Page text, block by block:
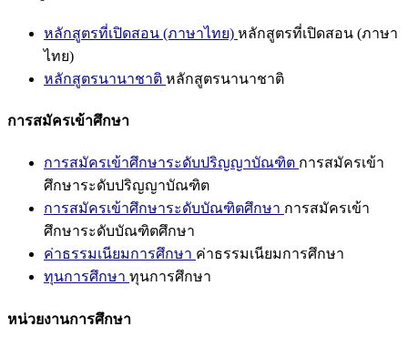
หลักสูตรที่เปิดสอน (ภาษาไทย) หลักสูตรที่เปิดสอน (ภาษา
ไทย)
หลักสูตรนานาชาติ หลักสูตรนานาชาติ
การสมัครเข้าศึกษา
การสมัครเข้าศึกษาระดับปริญญาบัณฑิต การสมัครเข้า
ศึกษาระดับปริญญาบัณฑิต
การสมัครเข้าศึกษาระดับบัณฑิตศึกษา การสมัครเข้า
ศึกษาระดับบัณฑิตศึกษา
ค่าธรรมเนียมการศึกษา ค่าธรรมเนียมการศึกษา
ทุนการศึกษา ทุนการศึกษา
หน่วยงานการศึกษา